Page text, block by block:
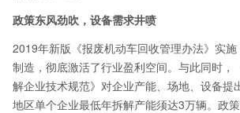
政策东风劲吹，设备需求井喷
2019年新版《报废机动车回收管理办法》实
制造，彻底激活了行业盈利空间。与此同时，
解企业技术规范》对企业产能、场地、设备
地区单个企业最低年拆解产能须达3万辆。政